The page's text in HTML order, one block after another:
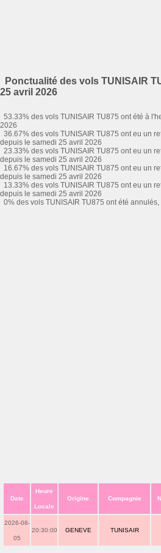
Ponctualité des vols TUNISAIR
25 avril 2026
53.33% des vols TUNISAIR TU875 ont été à
2026
36.67% des vols TUNISAIR TU875 ont eu un
depuis le samedi 25 avril 2026
23.33% des vols TUNISAIR TU875 ont eu un
depuis le samedi 25 avril 2026
16.67% des vols TUNISAIR TU875 ont eu un
depuis le samedi 25 avril 2026
13.33% des vols TUNISAIR TU875 ont eu un
depuis le samedi 25 avril 2026
0% des vols TUNISAIR TU875 ont été
Date
Heure
Locale
Origine Compagnie
2026-08-
05
20:30:00 GENEVE TUNISAIR